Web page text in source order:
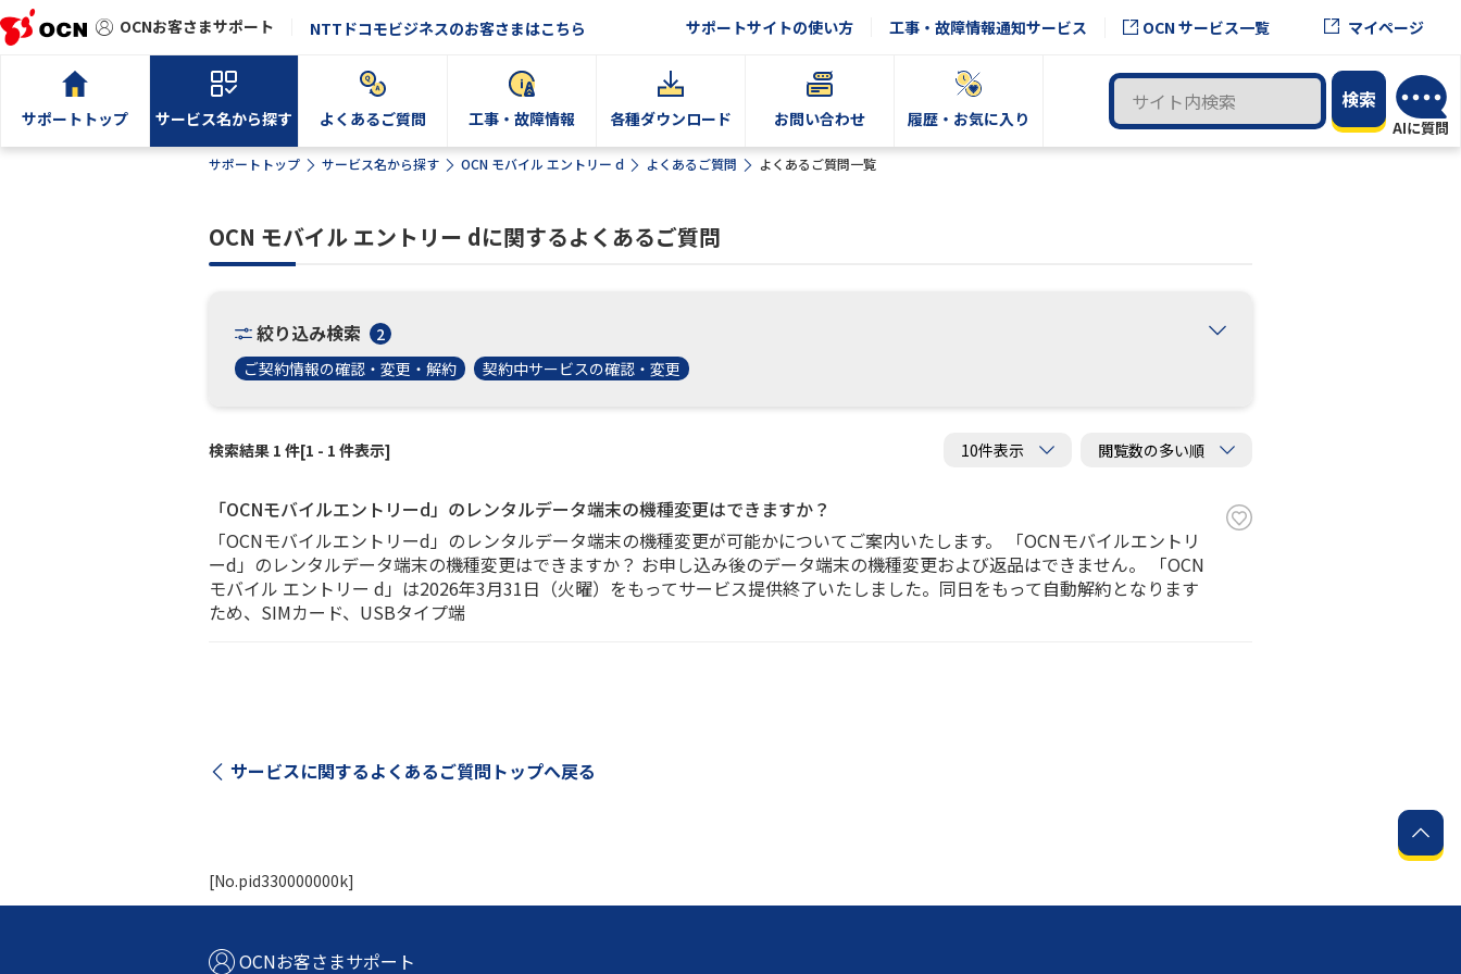
OCNお客さまサポート NTTドコモビジネスのお客さまはこちら サポートサイトの使い方 工事・故障情報通知サービス OCN サービス一覧 マイページ
サポートトップ サービス名から探す よくあるご質問 工事・故障情報 各種ダウンロード お問い合わせ 履歴・お気に入り
サポートトップ サービス名から探す OCN モバイル エントリー d よくあるご質問 よくあるご質問一覧
OCN モバイル エントリー dに関するよくあるご質問
絞り込み検索
2
ご契約情報の確認・変更・解約
契約中サービスの確認・変更
検索結果 1 件[1 - 1 件表示]
「OCNモバイルエントリーd」のレンタルデータ端末の機種変更はできますか？
「OCNモバイルエントリーd」のレンタルデータ端末の機種変更が可能かについてご案内いたします。 「OCNモバイルエントリ
ーd」のレンタルデータ端末の機種変更はできますか？ お申し込み後のデータ端末の機種変更および返品はできません。 「OCN
モバイル エントリー d」は2026年3月31日（火曜）をもってサービス提供終了いたしました。同日をもって自動解約となります
ため、SIMカード、USBタイプ端
サービスに関するよくあるご質問トップへ戻る
[No.pid330000000k]
OCNお客さまサポート